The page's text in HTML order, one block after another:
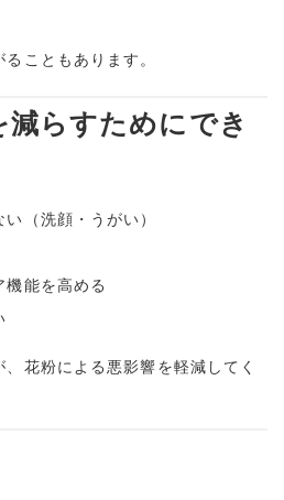
こともあります。
減らすためにでき
（洗顔・うがい）
能を高める
花粉による悪影響を軽減してく